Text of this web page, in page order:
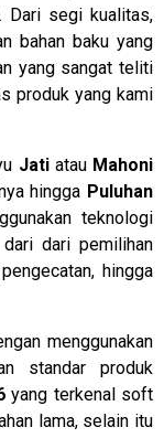
Dari segi kualitas,
bahan baku yang
yang sangat teliti
produk yang kami
Jatiatau Mahoni
hingga Puluhan
teknologi
dari pemilihan
hingga
menggunakan
standar produk
yang terkenal soft
lama, selain itu